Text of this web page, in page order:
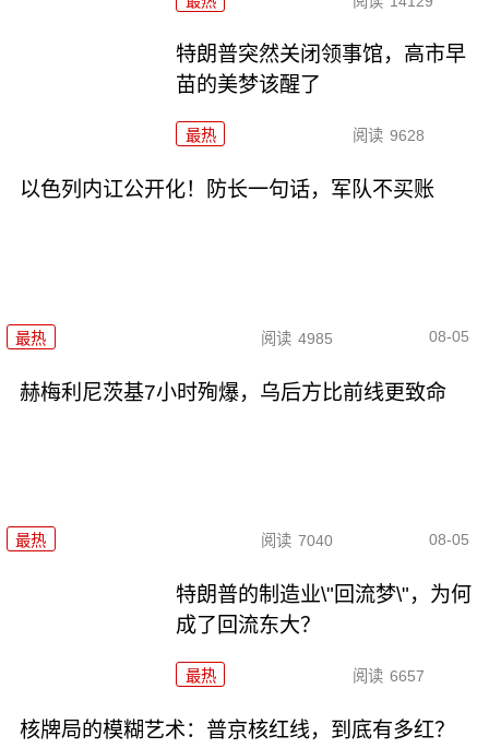
特朗普突然关闭领事馆，高市早
苗的美梦该醒了
最热 阅读 9628
以色列内讧公开化！防长一句话，军队不买账
最热 阅读 4985 08-05
赫梅利尼茨基7小时殉爆，乌后方比前线更致命
最热 阅读 7040 08-05
特朗普的制造业\"回流梦\"，为何
成了回流东大？
最热 阅读 6657
核牌局的模糊艺术：普京核红线，到底有多红？